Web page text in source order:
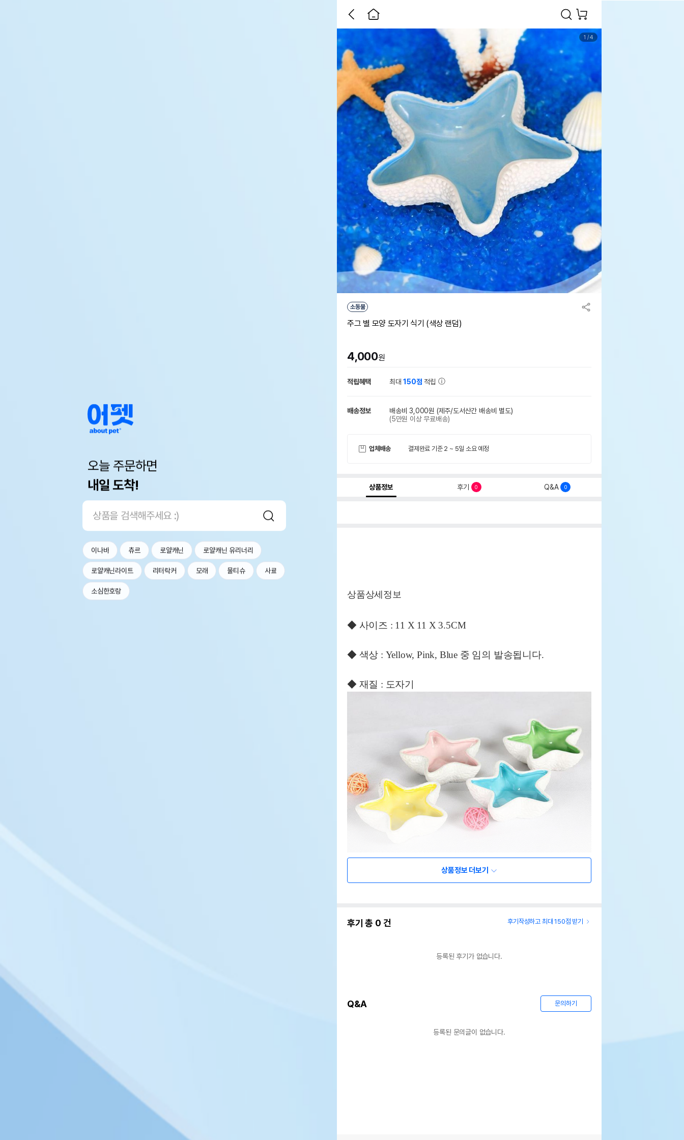
오늘 주문하면
내일 도착!
이나바 츄르 로얄캐닌 로얄캐닌 유리너리
로얄캐닌라이트 리터락커 모래 물티슈 사료
소심한호랑
1 /4
소동물
주그 별 모양 도자기 식기 (색상 랜덤)
4,000원
적립혜택 최대150점 적립
배송정보 배송비 3,000원 (제주/도서산간 배송비 별도)
(5만원 이상 무료배송)
업체배송 결제완료 기준 2 ~ 5일 소요 예정
상품정보 후기 0 Q&A 0
상품상세정보
◆ 사이즈 : 11 X 11 X 3.5CM
◆ 색상 : Yellow, Pink, Blue 중 임의 발송됩니다.
◆ 재질 : 도자기
상품정보 더보기
후기 총 0 건 후기작성하고 최대 150점 받기
등록된 후기가 없습니다.
Q&A 문의하기
등록된 문의글이 없습니다.